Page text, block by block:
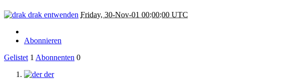
drak entwenden Friday, 30-Nov-01 00:00:00 UTC
Abonnieren
Gelistet 1 Abonnenten 0
der